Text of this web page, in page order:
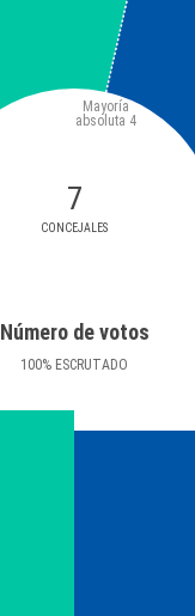
7
CONCEJALES
Mayoría
absoluta 4
Número de votos
100% ESCRUTADO